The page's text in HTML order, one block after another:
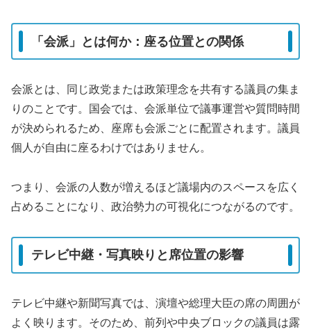
「会派」とは何か：座る位置との関係
会派とは、同じ政党または政策理念を共有する議員の集ま
りのことです。国会では、会派単位で議事運営や質問時間
が決められるため、座席も会派ごとに配置されます。議員
個人が自由に座るわけではありません。
つまり、会派の人数が増えるほど議場内のスペースを広く
占めることになり、政治勢力の可視化につながるのです。
テレビ中継・写真映りと席位置の影響
テレビ中継や新聞写真では、演壇や総理大臣の席の周囲が
よく映ります。そのため、前列や中央ブロックの議員は露